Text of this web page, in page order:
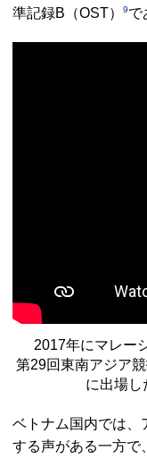
準記録B（OST）
9で
2017年にマレー
第29回東南アジア
に出場し
ベトナム国内では、
する声がある一方で